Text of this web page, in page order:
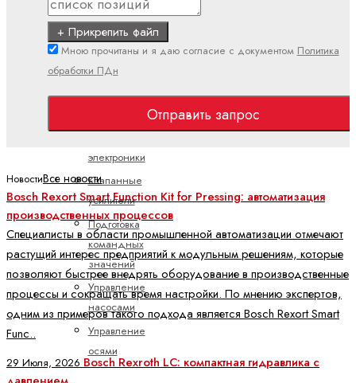
Пропорциональные
распределительные
клапаны
Электроника
электроники
Клапанные
усилители
Подготовка
командных
значений
Управление
насосами
Управление
осями
+ Прикрепить файл
Мною прочитаны и я даю согласие с документом Политика
обработки ПДн
Отправить запрос
НовостиВсе новости
Bosch Rexort Smart Function Kit for Pressing: автоматизация
производственных процессов
Специалисты в области промышленной автоматизации отмечают
растущий интерес предприятий к модульным решениям, которые
позволяют быстрее внедрять оборудование в производственные
процессы и сокращать время настройки. По мнению экспертов,
одним из примеров такого подхода является Bosch Rexort Smart
Func..
29 Июля, 2026 Bosch Rexroth LC: компактная гидравлика с